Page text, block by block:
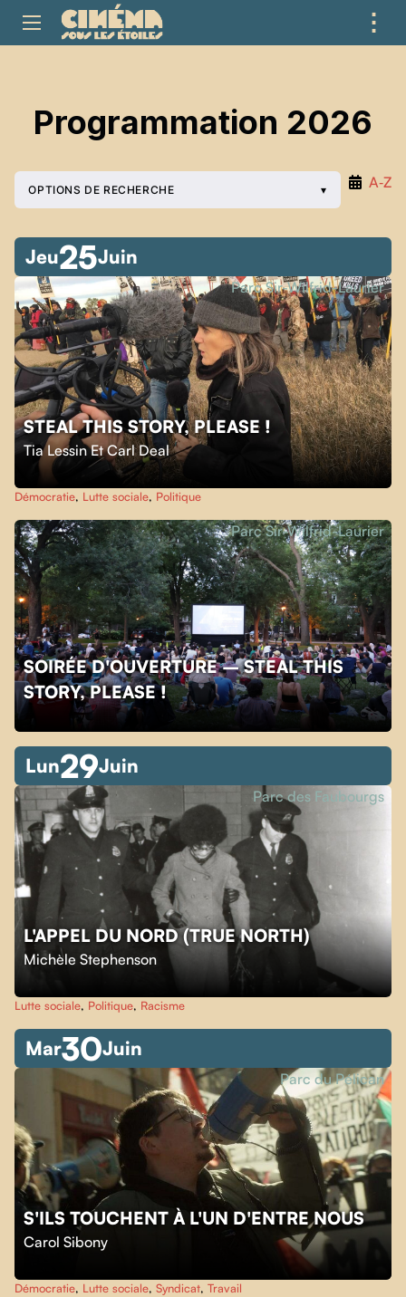
⋮
Programmation 2026
A‑Z
OPTIONS DE RECHERCHE
Jeu25Juin
STEAL THIS STORY, PLEASE !
Tia Lessin Et Carl Deal
Parc Sir-Wilfrid-Laurier
Démocratie, Lutte sociale, Politique
SOIRÉE D'OUVERTURE – STEAL THIS
STORY, PLEASE !
Parc Sir-Wilfrid-Laurier
Lun29Juin
L'APPEL DU NORD (TRUE NORTH)
Michèle Stephenson
Parc des Faubourgs
Lutte sociale, Politique, Racisme
Mar30Juin
S'ILS TOUCHENT À L'UN D'ENTRE NOUS
Carol Sibony
Parc du Pélican
Démocratie, Lutte sociale, Syndicat, Travail